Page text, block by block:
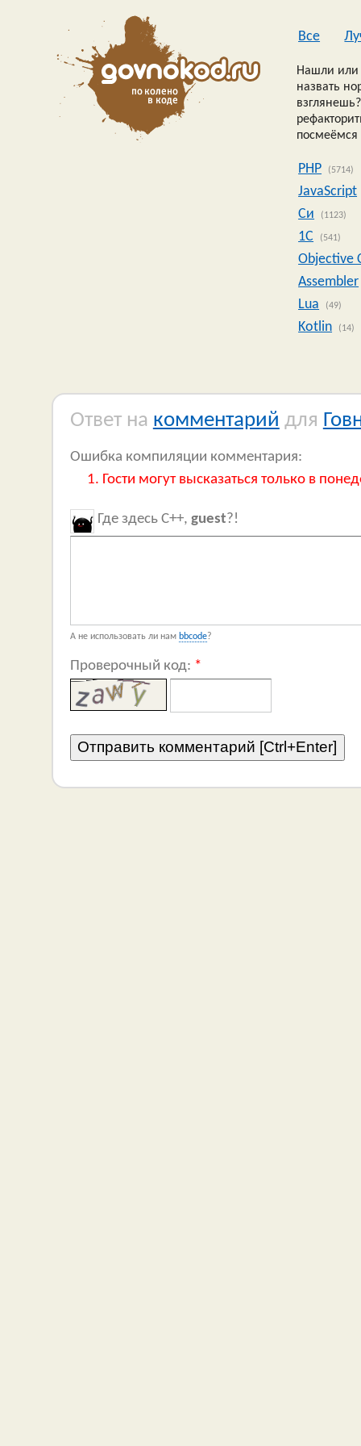
Все
Нашли или
назвать
посмеёмся
PHP (5714)
JavaScript
Си
(1123)
1C (541)
Objective
Assembler
Lua
(49)
Kotlin (14)
Ответ на комментарий для
Ошибка компиляции комментария:
Гости могут высказаться только в
Где здесь C++, guest?!
А не использовать ли нам bbcode?
Проверочный код: *